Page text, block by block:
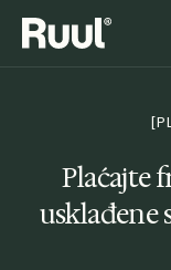
Ruul početna
Resursi
Plaćajte
usklađene